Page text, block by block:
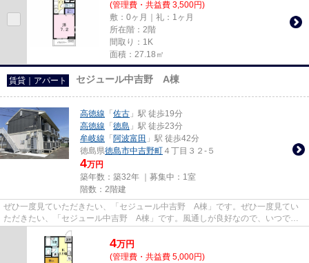
(管理費・共益費 3,500円)
敷：0ヶ月｜礼：1ヶ月
所在階：2階
間取り：1K
面積：27.18㎡
賃貸｜アパート セジュール中吉野 A棟
高徳線 「 佐古 」駅 徒歩19分
高徳線 「 徳島 」駅 徒歩23分
牟岐線 「 阿波富田 」駅 徒歩42分
徳島県徳島市中吉野町 ４丁目３２-５
4万円
築年数：築32年 ｜募集中： 1室
階数：2階建
ぜひ一度見ていただきたい、「セジュール中吉野 A棟」です。ぜひ一度見てい
ただきたい、「セジュール中吉野 A棟」です。風通しが良好なので、いつでも
新鮮な空気がはいってきます。...
4万円
(管理費・共益費 5,000円)